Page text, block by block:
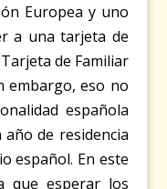
Europea y uno
a una tarjeta de
de Familiar
embargo, eso no
española
de residencia
español. En este
que esperar los